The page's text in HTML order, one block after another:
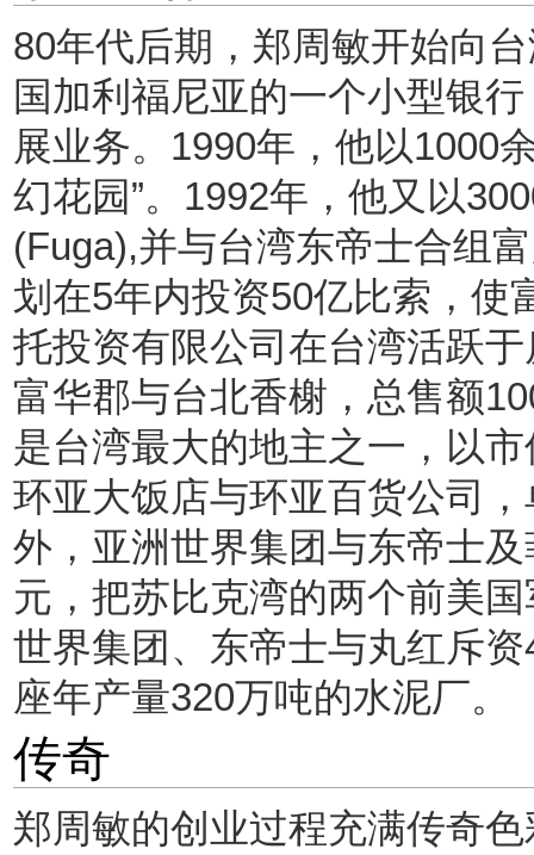
80年代后期，郑周敏开始向
国加利福尼亚的一个小型银
展业务。1990年，他以1000
幻花园”。1992年，他又以
(Fuga),并与台湾东帝士合组
划在5年内投资50亿比索，使
托投资有限公司在台湾活跃
富华郡与台北香榭，总售额
是台湾最大的地主之一，以
环亚大饭店与环亚百货公司
外，亚洲世界集团与东帝士
元，把苏比克湾的两个前美
世界集团、东帝士与丸红斥
座年产量320万吨的水泥厂。
传奇
郑周敏的创业过程充满传奇